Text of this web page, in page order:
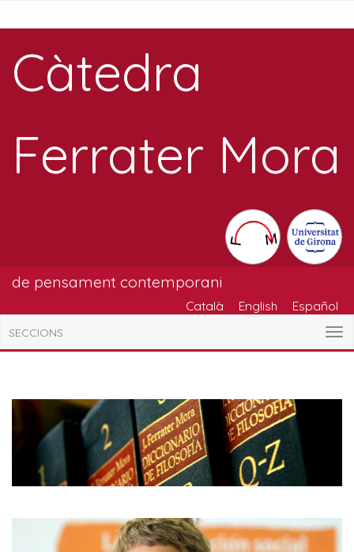
Càtedra
Ferrater Mora
de pensament contemporani
Català English Español
SECCIONS